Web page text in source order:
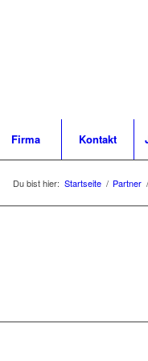
Firma Kontakt
Du bist hier: Startseite / Partner /